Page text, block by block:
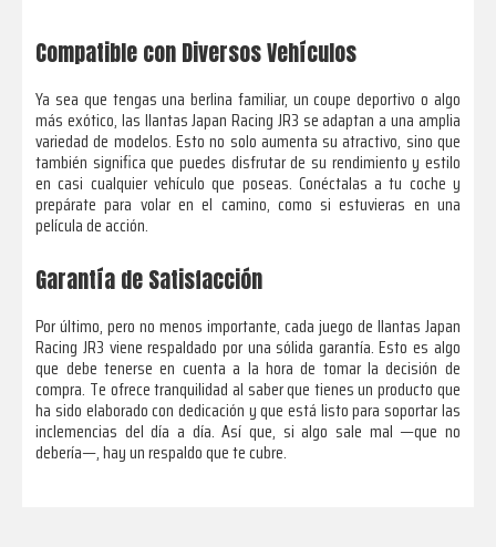
Compatible con Diversos Vehículos
Ya sea que tengas una berlina familiar, un coupe deportivo o algo
más exótico, las llantas Japan Racing JR3 se adaptan a una amplia
variedad de modelos. Esto no solo aumenta su atractivo, sino que
también significa que puedes disfrutar de su rendimiento y estilo
en casi cualquier vehículo que poseas. Conéctalas a tu coche y
prepárate para volar en el camino, como si estuvieras en una
película de acción.
Garantía de Satisfacción
Por último, pero no menos importante, cada juego de llantas Japan
Racing JR3 viene respaldado por una sólida garantía. Esto es algo
que debe tenerse en cuenta a la hora de tomar la decisión de
compra. Te ofrece tranquilidad al saber que tienes un producto que
ha sido elaborado con dedicación y que está listo para soportar las
inclemencias del día a día. Así que, si algo sale mal —que no
debería—, hay un respaldo que te cubre.